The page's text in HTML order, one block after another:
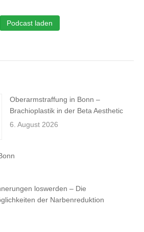
Podcast laden
Oberarmstraffung in Bonn –
Brachioplastik in der Beta Aesthetic
6. August 2026
loswerden – Die
der Narbenreduktion